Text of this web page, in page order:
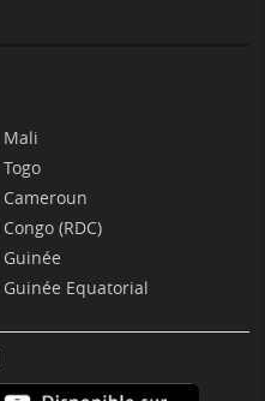
Mali
Togo
Cameroun
Congo (RDC)
Guinée
Guinée Equatorial